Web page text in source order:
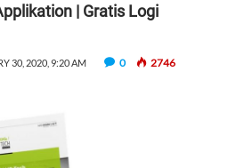
| Gratis Logi
30, 2020, 9:20 AM 0 2746